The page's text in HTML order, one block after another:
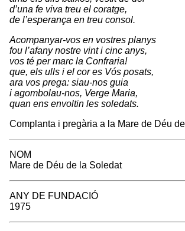
d’una fe viva treu el coratge,
de l’esperança en treu consol.
Acompanyar-vos en vostres planys
fou l’afany nostre vint i cinc anys,
vos té per marc la Confraria!
que, els ulls i el cor es Vós posats,
ara vos prega: siau-nos guia
i agombolau-nos, Verge Maria,
quan ens envoltin les soledats.
Complanta i pregària a la Mare de Déu
NOM
Mare de Déu de la Soledat
ANY DE FUNDACIÓ
1975